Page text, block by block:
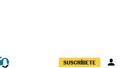
SUSCRÍBETE